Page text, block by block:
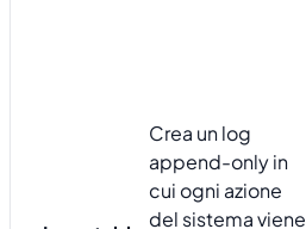
Crea un log
append-only in
cui ogni azione
del sistema viene